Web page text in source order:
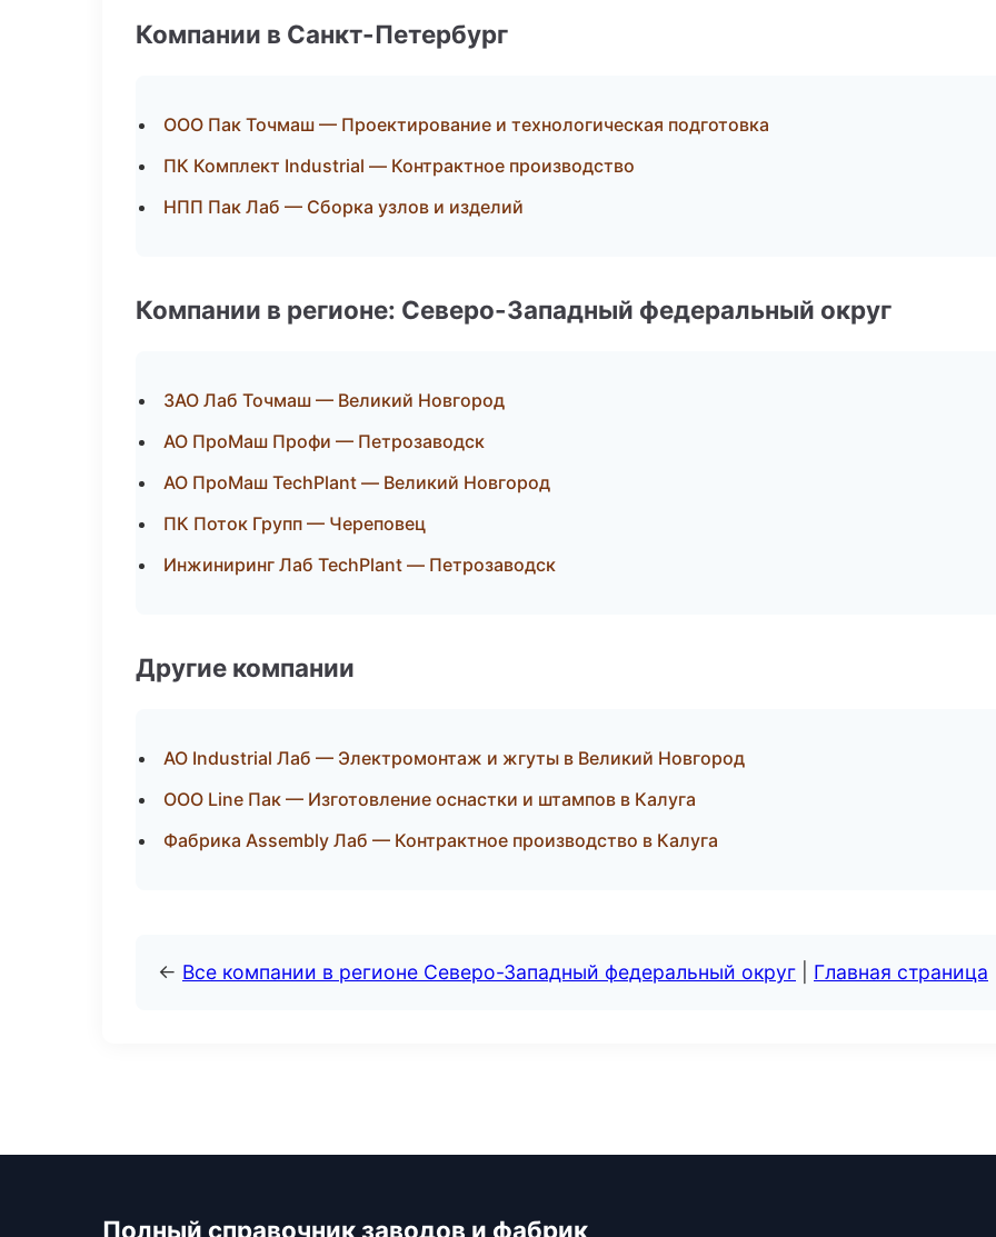
Компании в Санкт-Петербург
ООО Пак Точмаш — Проектирование и технологическая подготовка
ПК Комплект Industrial — Контрактное производство
НПП Пак Лаб — Сборка узлов и изделий
Компании в регионе: Северо-Западный федеральный округ
ЗАО Лаб Точмаш — Великий Новгород
АО ПроМаш Профи — Петрозаводск
АО ПроМаш TechPlant — Великий Новгород
ПК Поток Групп — Череповец
Инжиниринг Лаб TechPlant — Петрозаводск
Другие компании
АО Industrial Лаб — Электромонтаж и жгуты в Великий Новгород
ООО Line Пак — Изготовление оснастки и штампов в Калуга
Фабрика Assembly Лаб — Контрактное производство в Калуга
← Все компании в регионе Северо-Западный федеральный округ Главная страница
Полный справочник заводов и фабрик